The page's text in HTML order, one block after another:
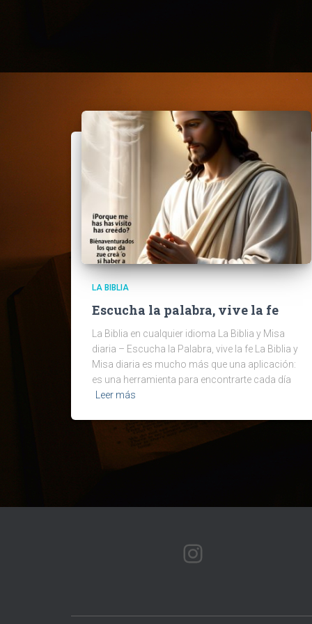
LA BIBLIA
Escucha la palabra, vive la fe
La Biblia en cualquier idioma La Biblia y Misa
diaria – Escucha la Palabra, vive la fe La Biblia y
Misa diaria es mucho más que una aplicación:
es una herramienta para encontrarte cada día
Leer más